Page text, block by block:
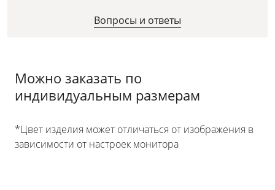
Вопросы и ответы
Можно заказать по
индивидуальным размерам
*Цвет изделия может отличаться от изображения в
зависимости от настроек монитора